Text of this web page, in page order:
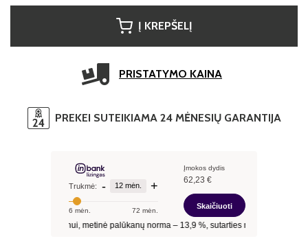
Į KREPŠELĮ
PRISTATYMO KAINA
PREKEI SUTEIKIAMA 24 MĖNESIŲ GARANTIJA